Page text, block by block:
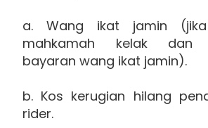
a. Wang ikat jamin
mahkamah kelak dan
bayaran wang ikat jamin).
b. Kos kerugian hilang
rider.